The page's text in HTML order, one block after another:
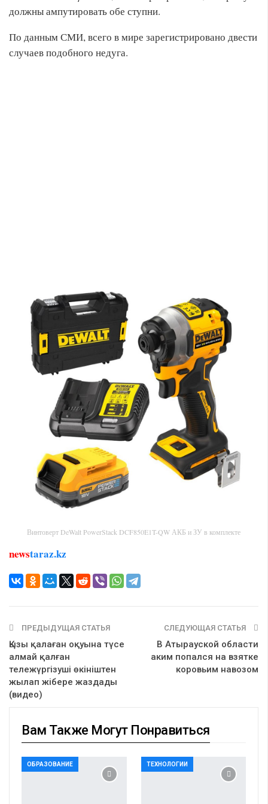
должны ампутировать обе ступни.
По данным СМИ, всего в мире зарегистрировано двести
случаев подобного недуга.
Винтоверт DeWalt PowerStack DCF850E1T-QW АКБ и ЗУ в комплекте
newstaraz.kz
ПРЕДЫДУЩАЯ СТАТЬЯ
Қызы қалаған оқуына түсе
алмай қалған
тележүргізуші өкініштен
жылап жібере жаздады
(видео)
СЛЕДУЮЩАЯ СТАТЬЯ
В Атырауской области
аким попался на взятке
коровьим навозом
Вам Также Могут Понравиться
ОБРАЗОВАНИЕ ТЕХНОЛОГИИ